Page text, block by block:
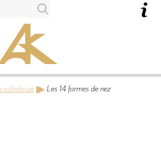
esthétique Les 14 formes de nez